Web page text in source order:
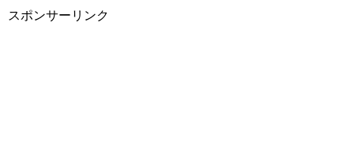
スポンサーリンク